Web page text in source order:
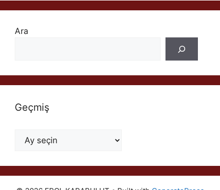
Ara
Geçmiş
Geçmiş